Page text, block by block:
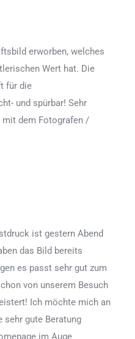
erworben, welches
Wert hat. Die
für die
und spürbar! Sehr
mit dem Fotografen /
ist gestern Abend
das Bild bereits
es passt sehr gut zum
von unserem Besuch
Ich möchte mich an
sehr gute Beratung
im Auge